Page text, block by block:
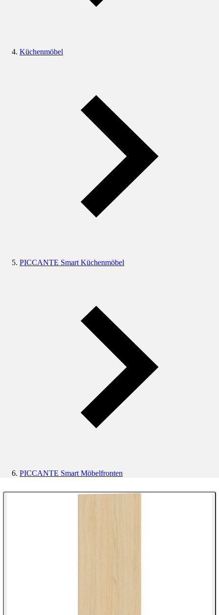
Küchenmöbel
PICCANTE Smart Küchenmöbel
PICCANTE Smart Möbelfronten